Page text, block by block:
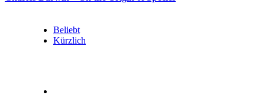
Beliebt
Kürzlich